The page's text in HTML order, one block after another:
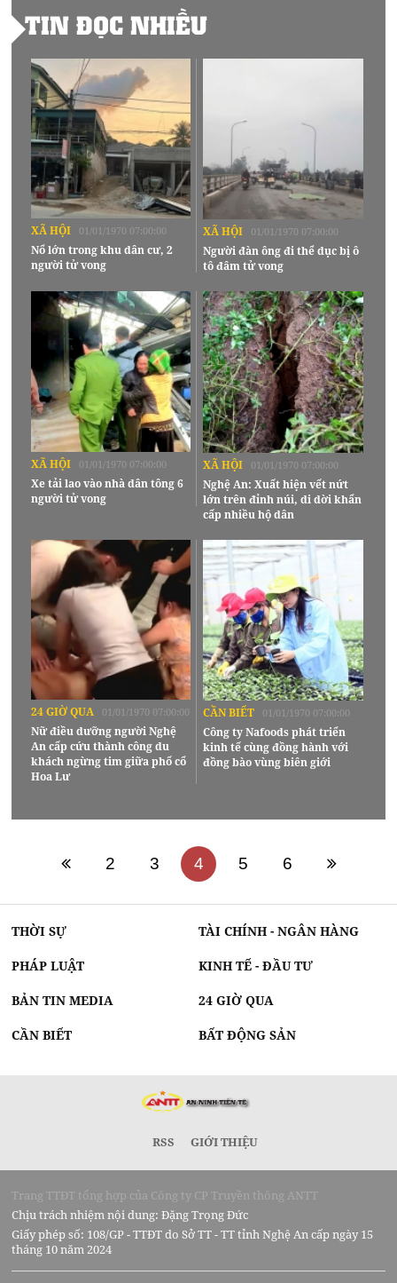
TIN ĐỌC NHIỀU
XÃ HỘI 01/01/1970 07:00:00
Nổ lớn trong khu dân cư, 2
người tử vong
XÃ HỘI 01/01/1970 07:00:00
Người đàn ông đi thể dục bị ô
tô đâm tử vong
XÃ HỘI 01/01/1970 07:00:00
Xe tải lao vào nhà dân tông 6
người tử vong
XÃ HỘI 01/01/1970 07:00:00
Nghệ An: Xuất hiện vết nứt
lớn trên đỉnh núi, di dời khẩn
cấp nhiều hộ dân
24 GIỜ QUA 01/01/1970 07:00:00
Nữ điều dưỡng người Nghệ
An cấp cứu thành công du
khách ngừng tim giữa phố cổ
Hoa Lư
CẦN BIẾT 01/01/1970 07:00:00
Công ty Nafoods phát triển
kinh tế cùng đồng hành với
đồng bào vùng biên giới
2 3 4 5 6
THỜI SỰ TÀI CHÍNH - NGÂN HÀNG
PHÁP LUẬT KINH TẾ - ĐẦU TƯ
BẢN TIN MEDIA 24 GIỜ QUA
CẦN BIẾT BẤT ĐỘNG SẢN
RSS GIỚI THIỆU
Trang TTĐT tổng hợp của Công ty CP Truyền thông ANTT
Chịu trách nhiệm nội dung: Đặng Trọng Đức
Giấy phép số: 108/GP - TTĐT do Sở TT - TT tỉnh Nghệ An cấp ngày 15
tháng 10 năm 2024